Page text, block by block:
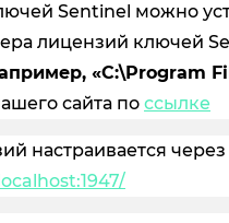
Sentinel можно
лицензий ключей
«C:\Program
сайта по ссылке
настраивается